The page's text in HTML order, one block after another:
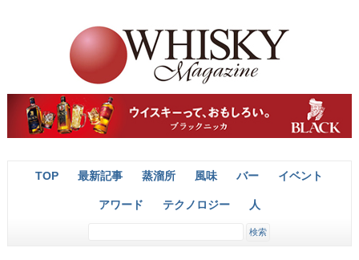
TOP 最新記事 蒸溜所 風味 バー イベント
アワード テクノロジー 人